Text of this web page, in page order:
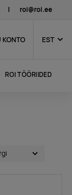
| roi@roi.ee
KONTO EST
ROI TÖÖRIIDED